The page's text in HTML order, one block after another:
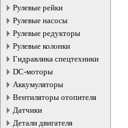
Рулевые рейки
Рулевые насосы
Рулевые редукторы
Рулевые колонки
Гидравлика спецтехники
DC-моторы
Аккумуляторы
Вентиляторы отопителя
Датчики
Детали двигателя